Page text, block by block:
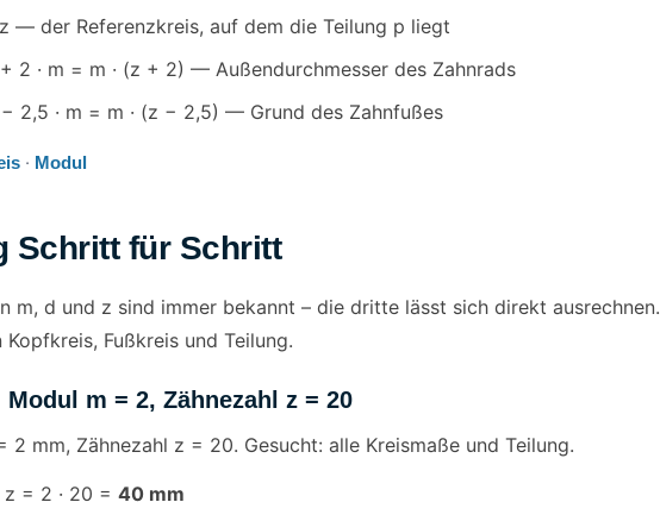
— der Referenzkreis, auf dem die Teilung p liegt
2 · m = m · (z + 2) — Außendurchmesser des Zahnrads
2,5 · m = m · (z − 2,5) — Grund des Zahnfußes
· Modul
Schritt für Schritt
m, d und z sind immer bekannt – die dritte lässt sich direkt ausrechnen.
Fußkreis und Teilung.
m = 2, Zähnezahl z = 20
2 mm, Zähnezahl z = 20. Gesucht: alle Kreismaße und Teilung.
z = 2 · 20 = 40 mm